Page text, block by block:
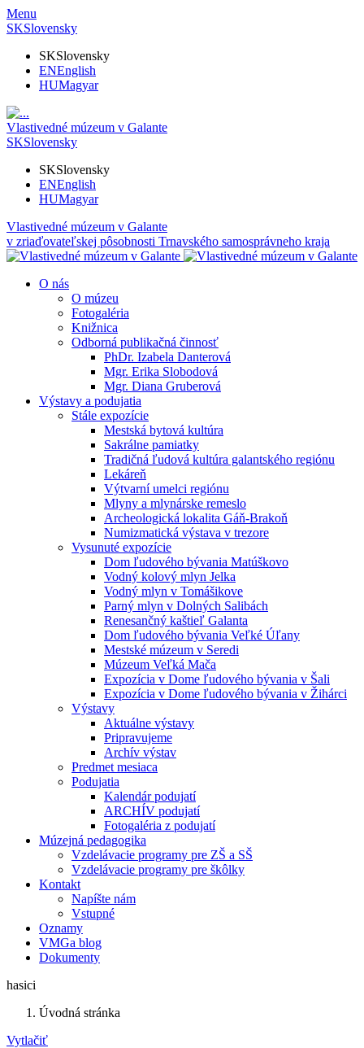
Menu
SKSlovensky
SKSlovensky
ENEnglish
HUMagyar
Vlastivedné múzeum v Galante
SKSlovensky
SKSlovensky
ENEnglish
HUMagyar
Vlastivedné múzeum v Galante
v zriaďovateľskej pôsobnosti Trnavského samosprávneho kraja
O nás
O múzeu
Fotogaléria
Knižnica
Odborná publikačná činnosť
PhDr. Izabela Danterová
Mgr. Erika Slobodová
Mgr. Diana Gruberová
Výstavy a podujatia
Stále expozície
Mestská bytová kultúra
Sakrálne pamiatky
Tradičná ľudová kultúra galantského regiónu
Lekáreň
Výtvarní umelci regiónu
Mlyny a mlynárske remeslo
Archeologická lokalita Gáň-Brakoň
Numizmatická výstava v trezore
Vysunuté expozície
Dom ľudového bývania Matúškovo
Vodný kolový mlyn Jelka
Vodný mlyn v Tomášikove
Parný mlyn v Dolných Salibách
Renesančný kaštieľ Galanta
Dom ľudového bývania Veľké Úľany
Mestské múzeum v Seredi
Múzeum Veľká Mača
Expozícia v Dome ľudového bývania v Šali
Expozícia v Dome ľudového bývania v Žihárci
Výstavy
Aktuálne výstavy
Pripravujeme
Archív výstav
Predmet mesiaca
Podujatia
Kalendár podujatí
ARCHÍV podujatí
Fotogaléria z podujatí
Múzejná pedagogika
Vzdelávacie programy pre ZŠ a SŠ
Vzdelávacie programy pre škôlky
Kontakt
Napíšte nám
Vstupné
Oznamy
VMGa blog
Dokumenty
hasici
Úvodná stránka
Vytlačiť